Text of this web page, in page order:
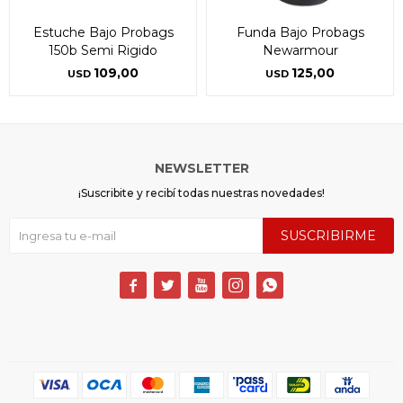
Estuche Bajo Probags
150b Semi Rigido
USD 109,00
Funda Bajo Probags
Newarmour
USD 125,00
NEWSLETTER
¡Suscribite y recibí todas nuestras novedades!
SUSCRIBIRME
    